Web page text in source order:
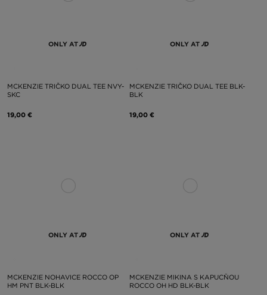
ONLY AT
MCKENZIE TRIČKO DUAL TEE NVY-
SKC
19,00 €
ONLY AT
MCKENZIE TRIČKO DUAL TEE BLK-
BLK
19,00 €
ONLY AT
MCKENZIE NOHAVICE ROCCO OP
HM PNT BLK-BLK
ONLY AT
MCKENZIE MIKINA S KAPUCŇOU
ROCCO OH HD BLK-BLK